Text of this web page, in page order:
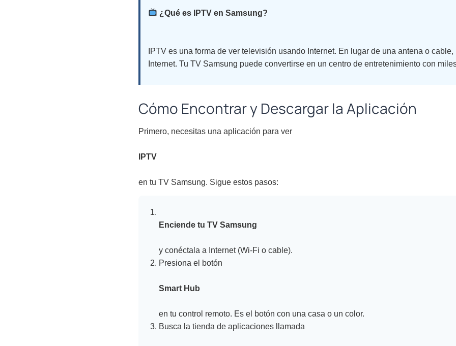
¿Qué es IPTV en Samsung?
IPTV es una forma de ver televisión usando Internet. En lugar de una antena o
Internet. Tu TV Samsung puede convertirse en un centro de entretenimiento con
Cómo Encontrar y Descargar la Aplicación
Primero, necesitas una aplicación para ver
IPTV
en tu TV Samsung. Sigue estos pasos:
Enciende tu TV Samsung
y conéctala a Internet (Wi-Fi o cable).
Presiona el botón
Smart Hub
en tu control remoto. Es el botón con una casa o un color.
Busca la tienda de aplicaciones llamada